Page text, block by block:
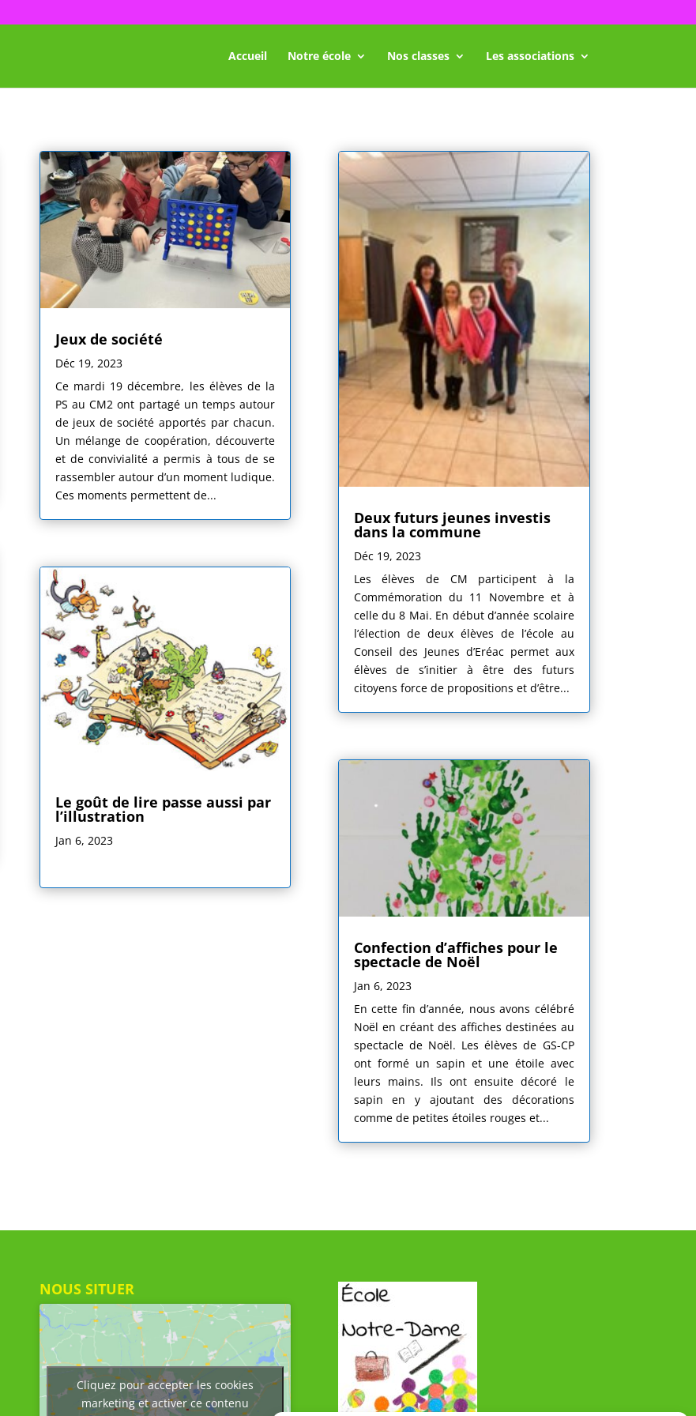
Accueil Notre école Nos classes Les associations
Jeux de société
Déc 19, 2023
Ce mardi 19 décembre, les élèves de la
PS au CM2 ont partagé un temps autour
de jeux de société apportés par chacun.
Un mélange de coopération, découverte
et de convivialité a permis à tous de se
rassembler autour d’un moment ludique.
Ces moments permettent de...
Le goût de lire passe aussi par
l’illustration
Jan 6, 2023
Deux futurs jeunes investis
dans la commune
Déc 19, 2023
Les élèves de CM participent à la
Commémoration du 11 Novembre et à
celle du 8 Mai. En début d’année scolaire
l’élection de deux élèves de l’école au
Conseil des Jeunes d’Eréac permet aux
élèves de s’initier à être des futurs
citoyens force de propositions et d’être...
Confection d’affiches pour le
spectacle de Noël
Jan 6, 2023
En cette fin d’année, nous avons célébré
Noël en créant des affiches destinées au
spectacle de Noël. Les élèves de GS-CP
ont formé un sapin et une étoile avec
leurs mains. Ils ont ensuite décoré le
sapin en y ajoutant des décorations
comme de petites étoiles rouges et...
NOUS SITUER
Cliquez pour accepter les cookies
marketing et activer ce contenu